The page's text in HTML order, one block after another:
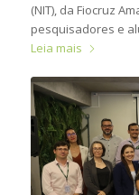
(NIT), da Fiocruz
pesquisadores e
Leia mais